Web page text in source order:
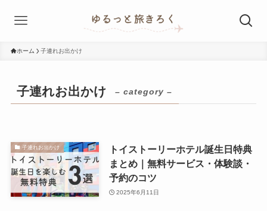
ホーム 子連れお出かけ
子連れお出かけ – category –
子連れお出かけ
トイストーリーホテル誕生日特典
まとめ｜無料サービス・体験談・
予約のコツ
2025年6月11日